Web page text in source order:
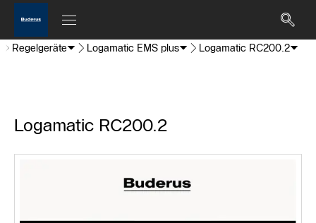
Regelgeräte Logamatic EMS plus Logamatic RC200.2
Logamatic RC200.2